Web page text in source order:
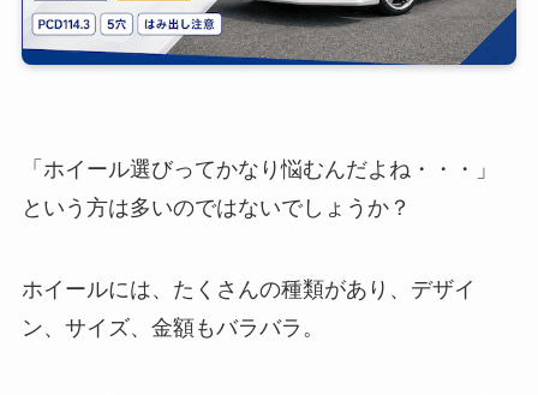
「ホイール選びってかなり悩むんだよね・・・」
という方は多いのではないでしょうか？
ホイールには、たくさんの種類があり、デザイ
ン、サイズ、金額もバラバラ。